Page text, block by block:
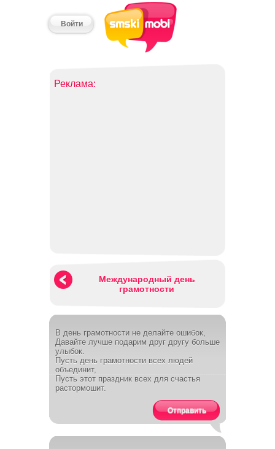
Войти
Реклама:
Международный день
грамотности
В день грамотности не делайте ошибок,
Давайте лучше подарим друг другу больше
улыбок.
Пусть день грамотности всех людей
объединит,
Пусть этот праздник всех для счастья
растормошит.
Отправить